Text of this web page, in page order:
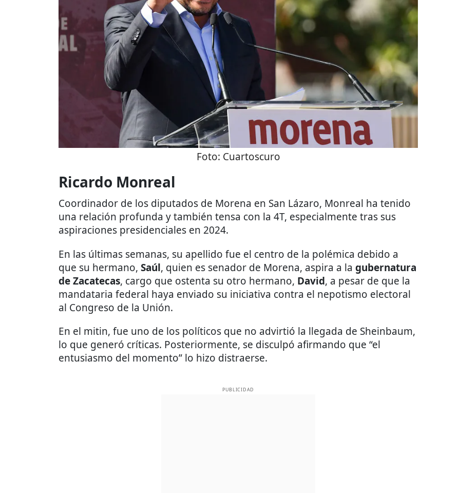
Foto: Cuartoscuro
Ricardo Monreal
Coordinador de los diputados de Morena en San Lázaro, Monreal ha tenido
una relación profunda y también tensa con la 4T, especialmente tras sus
aspiraciones presidenciales en 2024.
En las últimas semanas, su apellido fue el centro de la polémica debido a
que su hermano, Saúl, quien es senador de Morena, aspira a la gubernatura
de Zacatecas, cargo que ostenta su otro hermano, David, a pesar de que la
mandataria federal haya enviado su iniciativa contra el nepotismo electoral
al Congreso de la Unión.
En el mitin, fue uno de los políticos que no advirtió la llegada de Sheinbaum,
lo que generó críticas. Posteriormente, se disculpó afirmando que “el
entusiasmo del momento” lo hizo distraerse.
PUBLICIDAD